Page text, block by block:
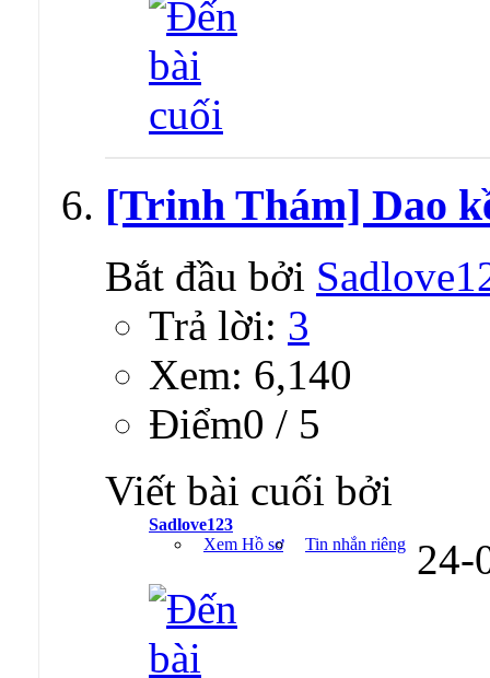
[Trinh Thám] Dao
Bắt đầu bởi
Trả lời: 3
Xem: 6,140
Ðiểm0 / 5
Viết bài cuối bởi
Sadlove123
Xem Hồ sơ
Tin nhắn riêng 24-